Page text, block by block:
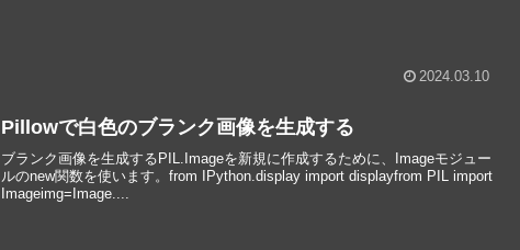
2024.03.10
Pillowで白色のブランク画像を生成する
ブランク画像を生成するPIL.Imageを新規に作成するために、Imageモジュー
ルのnew関数を使います。from IPython.display import displayfrom PIL import
Imageimg=Image....